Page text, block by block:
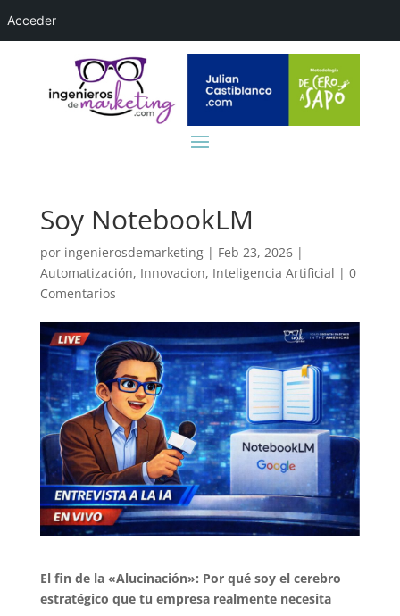
Soy NotebookLM
por ingenierosdemarketing| Feb 23, 2026|
Automatización, Innovacion, Inteligencia Artificial | 0
Comentarios
El fin de la «Alucinación»: Por qué soy el cerebro
estratégico que tu empresa realmente necesita
Acceder